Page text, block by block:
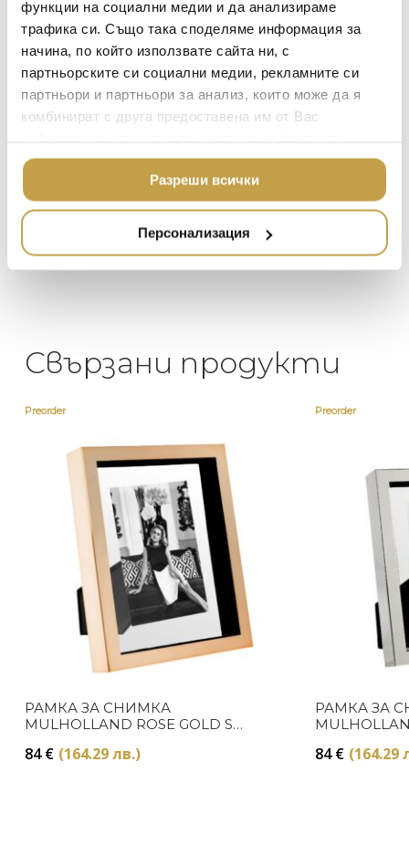
функции на социални медии и да анализираме
трафика си. Също така споделяме информация за
начина, по който използвате сайта ни, с
партньорските си социални медии, рекламните си
партньори и партньори за анализ, които може да я
комбинират с друга предоставена им от Вас
ползването от Ваша страна на услугите им.
Разреши всички
Персонализация
Георги Питов
2021-06-01
предложения! Любезен
персонал.
Свързани продукти
Preorder
РАМКА ЗА СНИМКА
MULHOLLAND ROSE GOLD S
84€ (164.29 лв.)
Preorder
РАМКА ЗА
84€ (164.29
ТЕКСТИЛ ЗА ДОМА
АРОМАТИ ЗА ДОМА
ИЗКУСТВО И КНИГИ
ВИСОК КЛАС
МЕБЕЛИ
ПОДАРЪЦИ
TOM DIXON
MICHAEL ARAM
ASSOULINE
SELETTI
DOLCE & GABBANA
ETHNICRAFT
ZUIVER
DUTCHBONE